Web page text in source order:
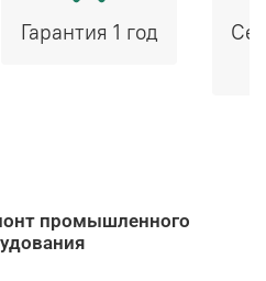
Гарантия 1 год
промышленного